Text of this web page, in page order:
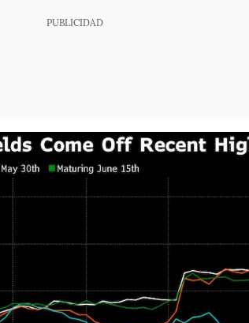
PUBLICIDAD